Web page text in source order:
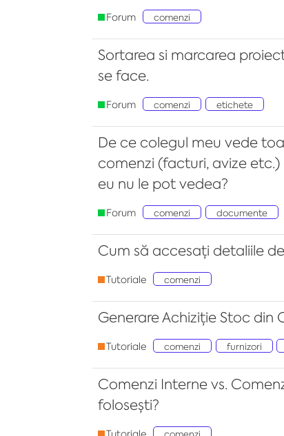
Forum comenzi
Sortarea si marcarea
se face.
Forum comenzi etichete
De ce colegul meu vede
comenzi (facturi, avize
eu nu le pot vedea?
Forum comenzi documente
Cum să accesați detaliile
Tutoriale comenzi
Generare Achiziție Stoc din
Tutoriale comenzi furnizori
Comenzi Interne vs.
folosești?